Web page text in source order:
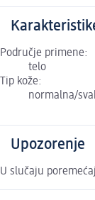
Područje primene:
telo
Tip kože:
normalna/
Upozorenje
U slučaju